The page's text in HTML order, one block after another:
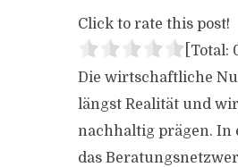
Click to rate this post!
[Total:
Die wirtschaftliche
längst Realität und
nachhaltig prägen. In
das